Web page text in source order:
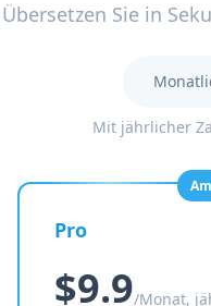
Übersetzen Sie in
Mit jährlicher
Pro
$9.9/Monat,